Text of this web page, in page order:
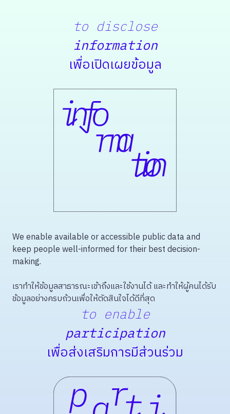
to disclose
information
เพื่อเปิดเผยข้อมูล
We enable available or accessible public data and
keep people well-informed for their best decision-
making.
เราทำให้ข้อมูลสาธารณะเข้าถึงและใช้งานได้ และทำให้ผู้คนได้รับ
ข้อมูลอย่างครบถ้วนเพื่อให้ตัดสินใจได้ดีที่สุด
to enable
participation
เพื่อส่งเสริมการมีส่วนร่วม